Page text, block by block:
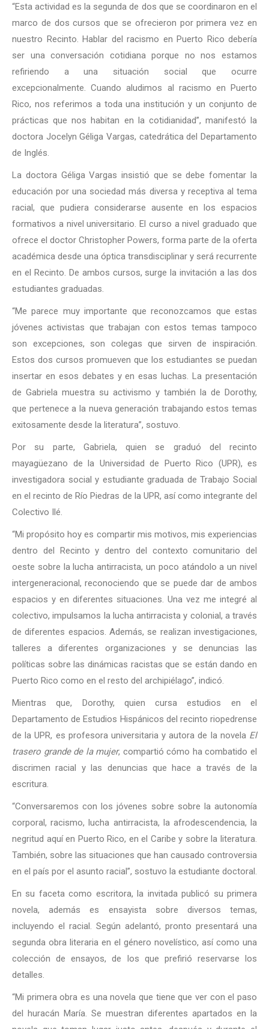
“Esta actividad es la segunda de dos que se coordinaron en el
marco de dos cursos que se ofrecieron por primera vez en
nuestro Recinto. Hablar del racismo en Puerto Rico debería
ser una conversación cotidiana porque no nos estamos
refiriendo a una situación social que ocurre
excepcionalmente. Cuando aludimos al racismo en Puerto
Rico, nos referimos a toda una institución y un conjunto de
prácticas que nos habitan en la cotidianidad”, manifestó la
doctora Jocelyn Géliga Vargas, catedrática del Departamento
de Inglés.
La doctora Géliga Vargas insistió que se debe fomentar la
educación por una sociedad más diversa y receptiva al tema
racial, que pudiera considerarse ausente en los espacios
formativos a nivel universitario. El curso a nivel graduado que
ofrece el doctor Christopher Powers, forma parte de la oferta
académica desde una óptica transdisciplinar y será recurrente
en el Recinto. De ambos cursos, surge la invitación a las dos
estudiantes graduadas.
“Me parece muy importante que reconozcamos que estas
jóvenes activistas que trabajan con estos temas tampoco
son excepciones, son colegas que sirven de inspiración.
Estos dos cursos promueven que los estudiantes se puedan
insertar en esos debates y en esas luchas. La presentación
de Gabriela muestra su activismo y también la de Dorothy,
que pertenece a la nueva generación trabajando estos temas
exitosamente desde la literatura”, sostuvo.
Por su parte, Gabriela, quien se graduó del recinto
mayagüezano de la Universidad de Puerto Rico (UPR), es
investigadora social y estudiante graduada de Trabajo Social
en el recinto de Río Piedras de la UPR, así como integrante del
Colectivo Ilé.
“Mi propósito hoy es compartir mis motivos, mis experiencias
dentro del Recinto y dentro del contexto comunitario del
oeste sobre la lucha antirracista, un poco atándolo a un nivel
intergeneracional, reconociendo que se puede dar de ambos
espacios y en diferentes situaciones. Una vez me integré al
colectivo, impulsamos la lucha antirracista y colonial, a través
de diferentes espacios. Además, se realizan investigaciones,
talleres a diferentes organizaciones y se denuncias las
políticas sobre las dinámicas racistas que se están dando en
Puerto Rico como en el resto del archipiélago”, indicó.
Mientras que, Dorothy, quien cursa estudios en el
Departamento de Estudios Hispánicos del recinto riopedrense
de la UPR, es profesora universitaria y autora de la novela El
trasero grande de la mujer, compartió cómo ha combatido el
discrimen racial y las denuncias que hace a través de la
escritura.
“Conversaremos con los jóvenes sobre sobre la autonomía
corporal, racismo, lucha antirracista, la afrodescendencia, la
negritud aquí en Puerto Rico, en el Caribe y sobre la literatura.
También, sobre las situaciones que han causado controversia
en el país por el asunto racial”, sostuvo la estudiante doctoral.
En su faceta como escritora, la invitada publicó su primera
novela, además es ensayista sobre diversos temas,
incluyendo el racial. Según adelantó, pronto presentará una
segunda obra literaria en el género novelístico, así como una
colección de ensayos, de los que prefirió reservarse los
detalles.
“Mi primera obra es una novela que tiene que ver con el paso
del huracán María. Se muestran diferentes apartados en la